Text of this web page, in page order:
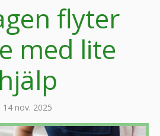
flyter
med lite
hjälp
14 nov. 2025